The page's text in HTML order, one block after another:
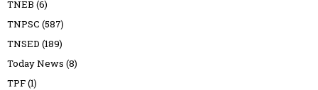
TNEB (6)
TNPSC (587)
TNSED (189)
Today News (8)
TPF(1)